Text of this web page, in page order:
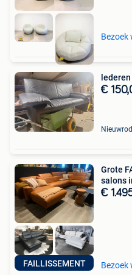
Bezoek
€
FAILLISSEMENT
Grote
salons
€
Bezoek